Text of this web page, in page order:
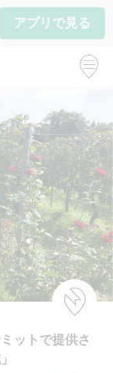
アプリで見る
ットで提供さ